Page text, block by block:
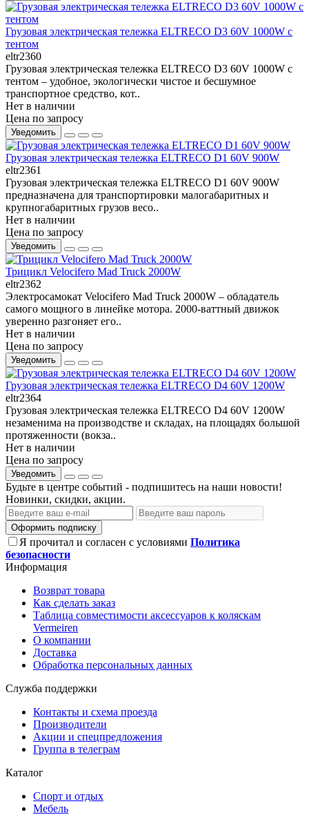
Грузовая электрическая тележка ELTRECO D3 60V 1000W с
тентом
eltr2360
Грузовая электрическая тележка ELTRECO D3 60V 1000W с
тентом – удобное, экологически чистое и бесшумное
транспортное средство, кот..
Нет в наличии
Цена по запросу
Уведомить
Грузовая электрическая тележка ELTRECO D1 60V 900W
eltr2361
Грузовая электрическая тележка ELTRECO D1 60V 900W
предназначена для транспортировки малогабаритных и
крупногабаритных грузов весо..
Нет в наличии
Цена по запросу
Уведомить
Трицикл Velocifero Mad Truck 2000W
eltr2362
Электросамокат Velocifero Mad Truck 2000W – обладатель
самого мощного в линейке мотора. 2000-ваттный движок
уверенно разгоняет его..
Нет в наличии
Цена по запросу
Уведомить
Грузовая электрическая тележка ELTRECO D4 60V 1200W
eltr2364
Грузовая электрическая тележка ELTRECO D4 60V 1200W
незаменима на производстве и складах, на площадях большой
протяженности (вокза..
Нет в наличии
Цена по запросу
Уведомить
Будьте в центре событий - подпишитесь на наши новости!
Новинки, скидки, акции.
Оформить подписку
Я прочитал и согласен с условиями Политика
безопасности
Информация
Возврат товара
Как сделать заказ
Таблица совместимости аксессуаров к коляскам
Vermeiren
О компании
Доставка
Обработка персональных данных
Служба поддержки
Контакты и схема проезда
Производители
Акции и спецпредложения
Группа в телеграм
Каталог
Спорт и отдых
Мебель